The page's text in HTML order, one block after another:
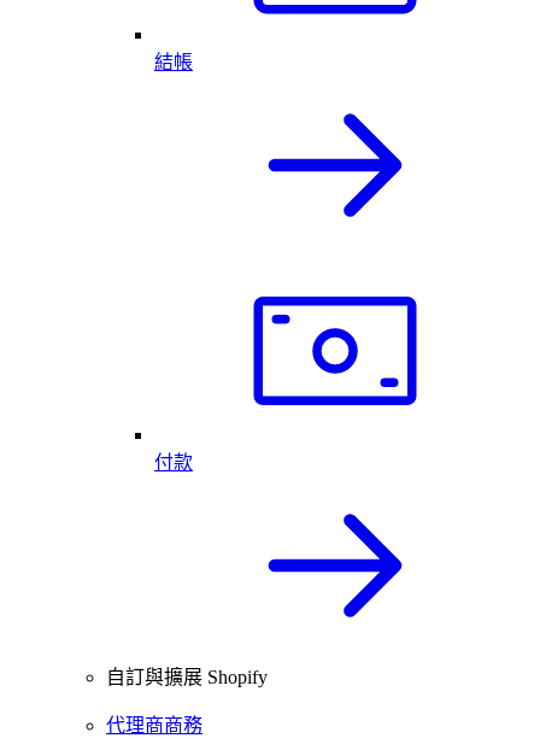
結帳
付款
自訂與擴展 Shopify
代理商商務